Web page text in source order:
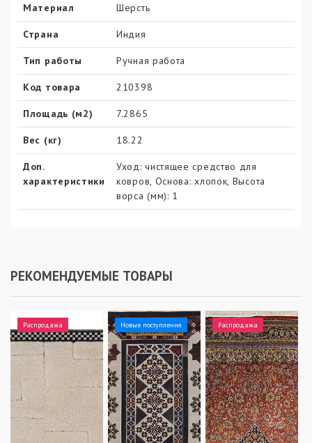
Материал Шерсть
Страна Индия
Тип работы Ручная работа
Код товара 210398
Площадь (м2) 7.2865
Вес (кг) 18.22
Доп.
характеристики
Уход: чистящее средство для
ковров, Основа: хлопок, Высота
ворса (мм): 1
РЕКОМЕНДУЕМЫЕ ТОВАРЫ
Распродажа Новые поступления Распродажа